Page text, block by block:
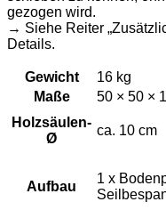
gezogen wird.
→ Siehe Reiter
Details.
Gewicht
16 kg
Maße
50 × 50 ×
Holzsäulen-
Ø
ca. 10 cm
Aufbau
1 x